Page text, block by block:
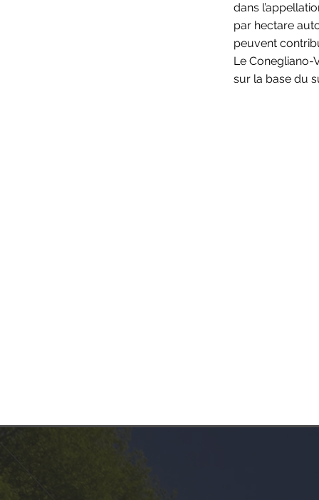
dans
par hectare
peuvent
Le Conegliano-
sur la base du